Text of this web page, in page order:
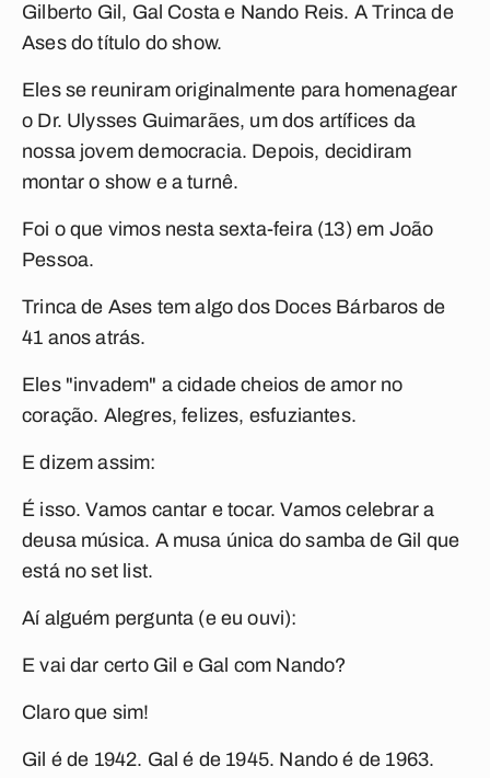
Gilberto Gil, Gal Costa e Nando Reis. ATrinca de
Asesdo título do show.
Eles se reuniram originalmente para homenagear
o Dr. Ulysses Guimarães, um dos artífices da
nossa jovem democracia. Depois, decidiram
montar o show e a turnê.
Foi o que vimos nesta sexta-feira (13) em João
Pessoa.
Trinca de Ases tem algo dos Doces Bárbaros de
41 anos atrás.
Eles "invadem" a cidade cheios de amor no
coração. Alegres, felizes, esfuziantes.
E dizem assim:
É isso. Vamos cantar e tocar. Vamos celebrar a
deusa música. A musa única do samba de Gil que
está no set list.
Aí alguém pergunta (e eu ouvi):
E vai dar certo Gil e Gal com Nando?
Claro que sim!
Gil é de 1942. Gal é de 1945. Nando é de 1963.